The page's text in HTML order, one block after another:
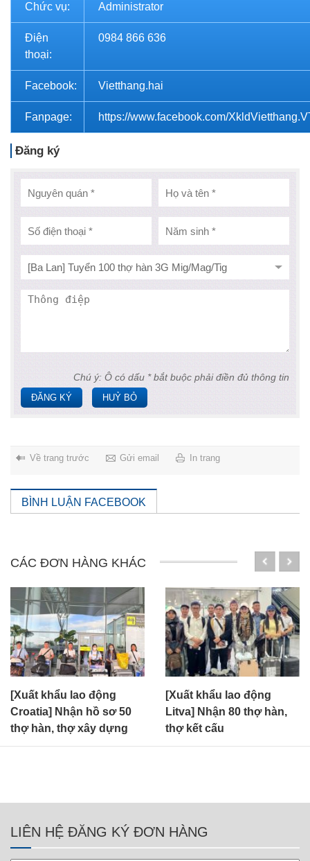
Chức vụ: Administrator
Điện
thoại:
0984 866 636
Facebook: Vietthang.hai
Fanpage: https://www.facebook.com/
Đăng ký
Chú ý: Ô có dấu * bắt buộc phải điền đủ thông tin
ĐĂNG KÝ HUỶ BỎ
Về trang trước Gửi email In trang
BÌNH LUẬN FACEBOOK
CÁC ĐƠN HÀNG KHÁC
[Xuất khẩu lao động
Croatia] Nhận hồ sơ 50
thợ hàn, thợ xây dựng
[Xuất khẩu lao động
Litva] Nhận 80 thợ hàn,
thợ kết cấu
LIÊN HỆ ĐĂNG KÝ ĐƠN HÀNG